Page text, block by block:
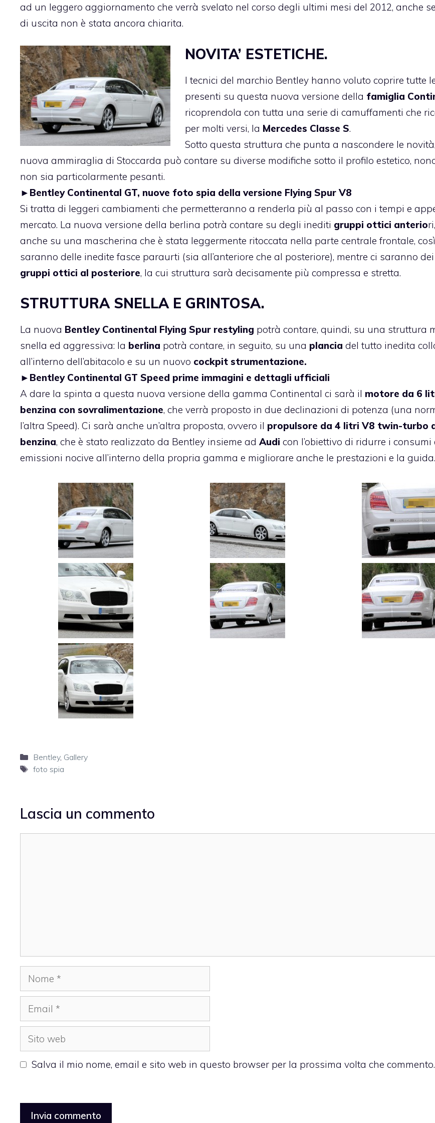
ad un leggero aggiornamento che verrà svelato nel corso degli ultimi mesi del 2012, anche
di uscita non è stata ancora chiarita.
NOVITA’ ESTETICHE.
I tecnici del marchio Bentley hanno voluto coprire tutte
presenti su questa nuova versione della famiglia
ricoprendola con tutta una serie di camuffamenti che
per molti versi, la Mercedes Classe S.
Sotto questa struttura che punta a nascondere le
nuova ammiraglia di Stoccarda può contare su diverse modifiche sotto il profilo estetico,
non sia particolarmente pesanti.
► Bentley Continental GT, nuove foto spia della versione Flying Spur V8
Si tratta di leggeri cambiamenti che permetteranno a renderla più al passo con i tempi e
mercato. La nuova versione della berlina potrà contare su degli inediti gruppi ottici anterio
anche su una mascherina che è stata leggermente ritoccata nella parte centrale frontale,
saranno delle inedite fasce paraurti (sia all’anteriore che al posteriore), mentre ci saranno
gruppi ottici al posteriore, la cui struttura sarà decisamente più compressa e stretta.
STRUTTURA SNELLA E GRINTOSA.
La nuova Bentley Continental Flying Spur restyling potrà contare, quindi, su una struttura
snella ed aggressiva: la berlina potrà contare, in seguito, su una plancia del tutto inedita
all’interno dell’abitacolo e su un nuovo cockpit strumentazione.
► Bentley Continental GT Speed prime immagini e dettagli ufficiali
A dare la spinta a questa nuova versione della gamma Continental ci sarà il motore da 6
benzina con sovralimentazione, che verrà proposto in due declinazioni di potenza (una
l’altra Speed). Ci sarà anche un’altra proposta, ovvero il propulsore da 4 litri V8 twin-turbo
benzina, che è stato realizzato da Bentley insieme ad Audi con l’obiettivo di ridurre i consumi
emissioni nocive all’interno della propria gamma e migliorare anche le prestazioni e la guida.
Categorie
Bentley, Gallery
Tag
foto spia
Lascia un commento
Nome
Email
Sito
web
Salva il mio nome, email e sito web in questo browser per la prossima volta che commento.